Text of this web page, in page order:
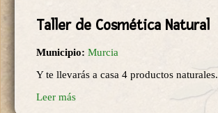
Taller de Cosmética Natural
Municipio: Murcia
Y te llevarás a casa 4 productos naturales.
Leer más